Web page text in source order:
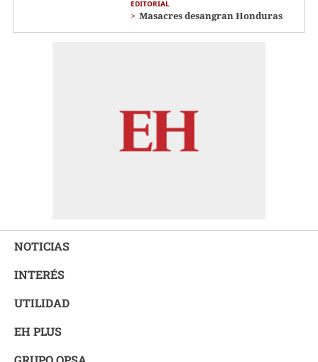
EDITORIAL
Masacres desangran Honduras
NOTICIAS
INTERÉS
UTILIDAD
EH PLUS